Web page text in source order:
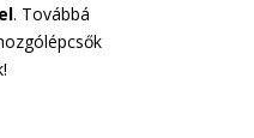
. Továbbá